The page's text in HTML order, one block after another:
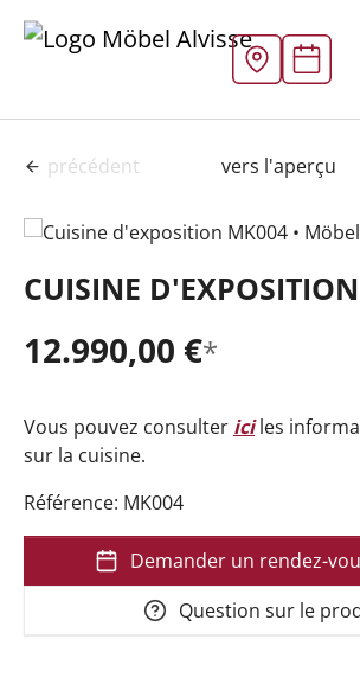
précédent vers l'aperçu
CUISINE
12.990,00 €*
Vous pouvez consulter iciles
sur la cuisine.
Référence: MK004
Demander un rendez-
Question sur le